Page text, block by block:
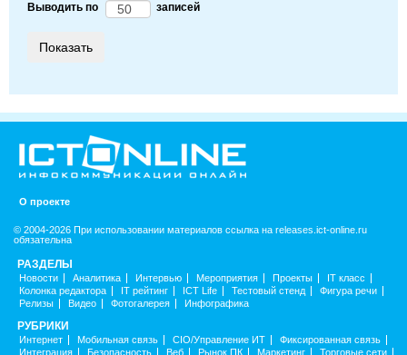
Выводить по записей
О проекте
© 2004-2026 При использовании материалов ссылка на releases.ict-online.ru
обязательна
РАЗДЕЛЫ
Новости Аналитика Интервью Мероприятия Проекты
IT класс
Колонка редактора
IT рейтинг ICT Life Тестовый стенд
Фигура речи
Релизы
Видео Фотогалерея Инфографика
РУБРИКИ
Интернет Мобильная связь CIO/Управление ИТ
Фиксированная связь
Интеграция
Безопасность Веб Рынок ПК Маркетинг Торговые сети